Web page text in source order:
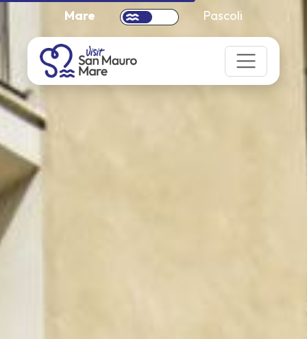
Mare Pascoli